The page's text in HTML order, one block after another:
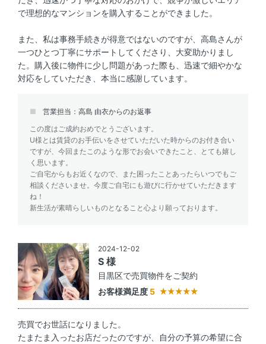
で理想的なマンションを購入することができました。
また、私は事務手続きが得意ではないのですが、高島さんが
一つひとつ丁寧にサポートしてくださり、大変助かりまし
た。購入後に物件に少し問題があった際も、迅速で細やかな
対応をしていただき、本当に感謝しています。
営業担当：高島 由衣からのお返事
この度はご成約おめでとうございます。
U様とは賃貸のお手伝いをさせていただいた時からのお付き合い
ですが、今回またこのような形でお会いできたこと、とても嬉し
く思います。
ご自宅からもお近くなので、また困ったことあったらいつでもご
相談くださいませ。今度ご自宅にも遊びに行かせていただきます
ね！
新生活が素晴らしいものとなること心より願っております。
2024-12-02
S 様
目黒区で売買物件をご契約
お客様満足度 5
売買でお世話になりました。
たまたま入ったお店だったのですが、自分の予算の希望に合